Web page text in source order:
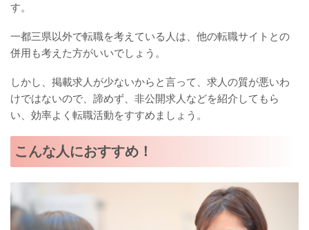
す。
一都三県以外で転職を考えている人は、他の転職サイトとの
併用も考えた方がいいでしょう。
しかし、掲載求人が少ないからと言って、求人の質が悪いわ
けではないので、諦めず、非公開求人などを紹介してもら
い、効率よく転職活動をすすめましょう。
こんな人におすすめ！